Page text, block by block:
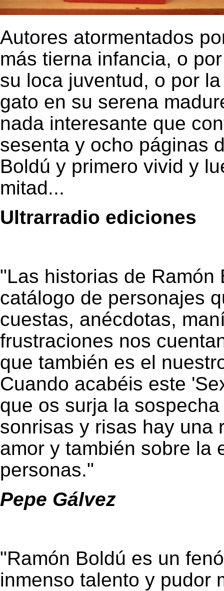
Autores atormentados
más tierna infancia, o
su loca juventud, o por
gato en su serena
nada interesante que
sesenta y ocho páginas
Boldú y primero vivid y
mitad...
Ultrarradio ediciones
"Las historias de
catálogo de personajes
cuestas, anécdotas,
frustraciones nos
que también es el
Cuando acabéis este
que os surja la
sonrisas y risas hay una
amor y también sobre la
personas."
Pepe Gálvez
"Ramón Boldú es un
inmenso talento y pudor